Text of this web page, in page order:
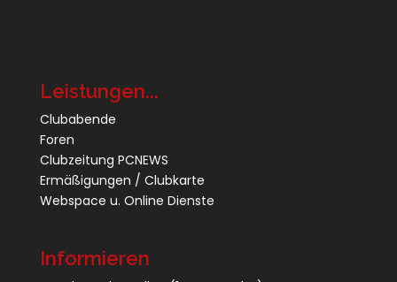
Leistungen...
Clubabende
Foren
Clubzeitung PCNEWS
Ermäßigungen / Clubkarte
Webspace u. Online Dienste
Informieren